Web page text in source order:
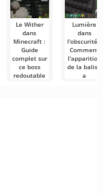
Le Wither
dans
Minecraft :
Guide
complet sur
ce boss
redoutable
Lumière
dans
l'obscurité :
Comment
l'apparition
de la balise
a